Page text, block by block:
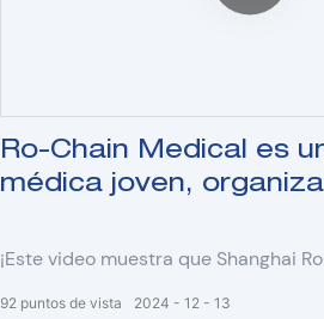
Ro-Chain Medical es
médica joven,
¡Este video muestra que Shanghai
2024 12 13
92 puntos de vista